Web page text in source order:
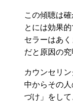
この傾聴は
とには効果
セラーはあ
だと原因の究
カウンセリ
中からその
づけ」をし